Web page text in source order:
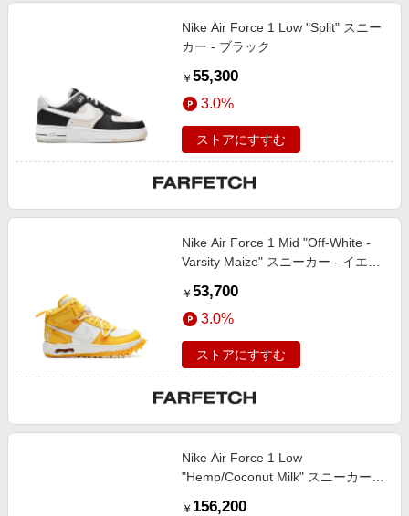
Nike Air Force 1 Low "Split" スニー
カー - ブラック
￥ 55,300
3.0%
ストアにすすむ
Nike Air Force 1 Mid "Off-White -
Varsity Maize" スニーカー - イエロ
￥ 53,700
3.0%
ストアにすすむ
Nike Air Force 1 Low
"Hemp/Coconut Milk" スニーカー -
￥ 156,200